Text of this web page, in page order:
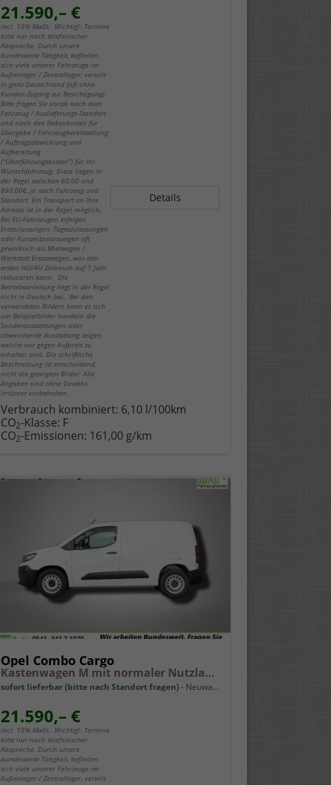
21.590,– €
incl. 19% MwSt.. Wichtig!: Termine
bitte nur nach telefonischer
Absprache. Durch unsere
bundesweite Tätigkeit, befinden
sich viele unserer Fahrzeuge im
Außenlager / Zentrallager, verteilt
in ganz Deutschland (oft ohne
Kunden-Zugang zur Besichtigung).
Bitte fragen Sie vorab nach dem
Fahrzeug / Auslieferungs-Standort
und nach den Nebenkosten für
Übergabe / Fahrzeugbereitstellung
/ Auftragsabwicklung und
Aufbereitung
("Überführungskosten") für Ihr
Wunschfahrzeug. Diese liegen in
der Regel zwischen 60,00 und
890,00€, je nach Fahrzeug und
Standort. Ein Transport an Ihre
Adresse ist in der Regel möglich.
Bei EU-Fahrzeugen erfolgen
Erstzulassungen, Tageszulassungen
oder Kurzzeitzulassungen oft
gewerblich als Mietwagen /
Werkstatt Ersatzwagen, was den
ersten HU/AU Zeitraum auf 1 Jahr
reduzieren kann. Die
Betriebsanleitung liegt in der Regel
nicht in Deutsch bei. Bei den
verwendeten Bildern kann es sich
um Beispielbilder handeln die
Sonderausstattungen oder
abweichende Ausstattung zeigen,
welche nur gegen Aufpreis zu
erhalten sind. Die schriftliche
Beschreibung ist entscheidend,
nicht die gezeigten Bilder. Alle
Angaben sind ohne Gewähr.
Irrtümer vorbehalten.
Details
Verbrauch kombiniert: 6,10 l/100km
CO2-Klasse: F
CO2-Emissionen: 161,00 g/km
Opel Combo Cargo
Kastenwagen M mit normaler Nutzlast 1.5 Diesel 6-Gang
sofort lieferbar (bitte nach Standort fragen) Neuwagen
21.590,– €
incl. 19% MwSt.. Wichtig!: Termine
bitte nur nach telefonischer
Absprache. Durch unsere
bundesweite Tätigkeit, befinden
sich viele unserer Fahrzeuge im
Außenlager / Zentrallager, verteilt